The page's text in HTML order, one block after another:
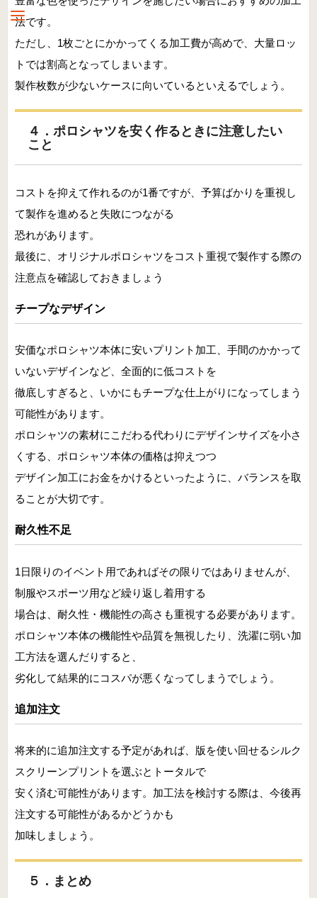
法です。
ただし、1枚ごとにかかってくる加工費が高めで、大量ロッ
トでは割高となってしまいます。
製作枚数が少ないケースに向いているといえるでしょう。
４．ポロシャツを安く作るときに注意したい
こと
コストを抑えて作れるのが1番ですが、予算ばかりを重視し
て製作を進めると失敗につながる
恐れがあります。
最後に、オリジナルポロシャツをコスト重視で製作する際の
注意点を確認しておきましょう
チープなデザイン
安価なポロシャツ本体に安いプリント加工、手間のかかって
いないデザインなど、全面的に低コストを
徹底しすぎると、いかにもチープな仕上がりになってしまう
可能性があります。
ポロシャツの素材にこだわる代わりにデザインサイズを小さ
くする、ポロシャツ本体の価格は抑えつつ
デザイン加工にお金をかけるといったように、バランスを取
ることが大切です。
耐久性不足
1日限りのイベント用であればその限りではありませんが、
制服やスポーツ用など繰り返し着用する
場合は、耐久性・機能性の高さも重視する必要があります。
ポロシャツ本体の機能性や品質を無視したり、洗濯に弱い加
工方法を選んだりすると、
劣化して結果的にコスパが悪くなってしまうでしょう。
追加注文
将来的に追加注文する予定があれば、版を使い回せるシルク
スクリーンプリントを選ぶとトータルで
安く済む可能性があります。加工法を検討する際は、今後再
注文する可能性があるかどうかも
加味しましょう。
５．まとめ